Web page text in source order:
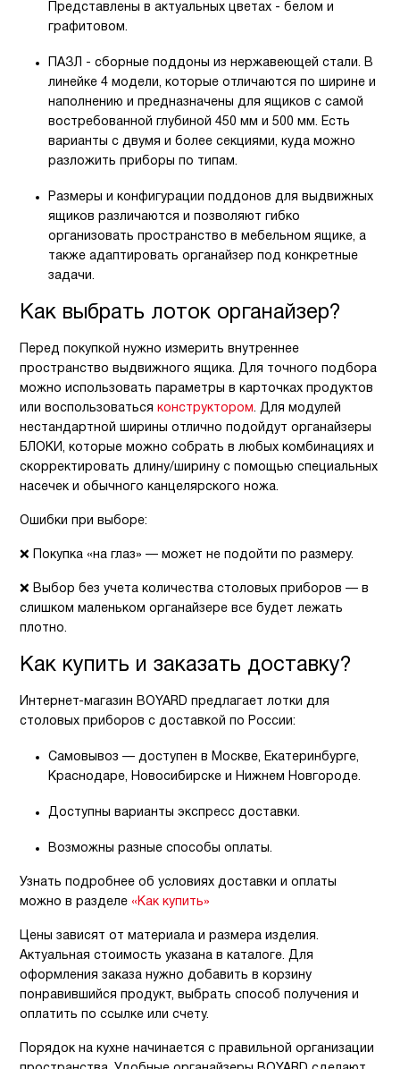
Представлены в актуальных цветах - белом и
графитовом.
ПАЗЛ - сборные поддоны из нержавеющей стали. В
линейке 4 модели, которые отличаются по ширине и
наполнению и предназначены для ящиков с самой
востребованной глубиной 450 мм и 500 мм. Есть
варианты с двумя и более секциями, куда можно
разложить приборы по типам.
Размеры и конфигурации поддонов для выдвижных
ящиков различаются и позволяют гибко
организовать пространство в мебельном ящике, а
также адаптировать органайзер под конкретные
задачи.
Как выбрать лоток органайзер?
Перед покупкой нужно измерить внутреннее
пространство выдвижного ящика. Для точного подбора
можно использовать параметры в карточках продуктов
или воспользоватьсяконструктором
. Для модулей
нестандартной ширины отлично подойдут органайзеры
БЛОКИ, которые можно собрать в любых комбинациях и
скорректировать длину/ширину с помощью специальных
насечек и обычного канцелярского ножа.
Ошибки при выборе:
❌ Покупка «на глаз» — может не подойти по размеру.
❌ Выбор без учета количества столовых приборов — в
слишком маленьком органайзере все будет лежать
плотно.
Как купить и заказать доставку?
Интернет-магазин BOYARD предлагает лотки для
столовых приборов с доставкой по России:
Самовывоз — доступен в Москве, Екатеринбурге,
Краснодаре, Новосибирске и Нижнем Новгороде.
Доступны варианты экспресс доставки.
Возможны разные способы оплаты.
Узнать подробнее об условиях доставки и оплаты
можно в разделе «Как купить»
Цены зависят от материала и размера изделия.
Актуальная стоимость указана в каталоге. Для
оформления заказа нужно добавить в корзину
понравившийся продукт, выбрать способ получения и
оплатить по ссылке или счету.
Порядок на кухне начинается с правильной организации